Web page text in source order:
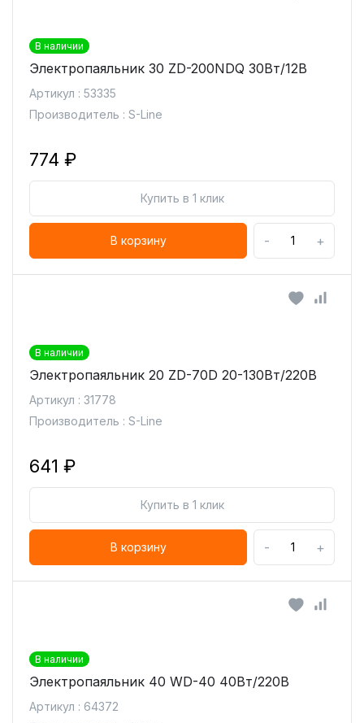
В наличии
Электропаяльник 30 ZD-200NDQ 30Вт/12В
Артикул : 53335
Производитель : S-Line
774 ₽
Купить в 1 клик
В корзину - +
В наличии
Электропаяльник 20 ZD-70D 20-130Вт/220В
Артикул : 31778
Производитель : S-Line
641 ₽
Купить в 1 клик
В корзину - +
В наличии
Электропаяльник 40 WD-40 40Вт/220В
Артикул : 64372